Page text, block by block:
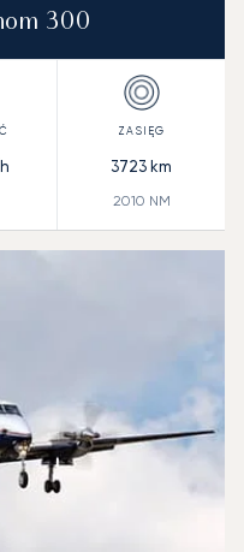
300
3723 km
2010 NM